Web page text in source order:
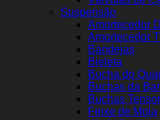
Suspensão
Amortecedor
Amortecedor
Bandejas
Bieleta
Bucha do
Buchas da
Buchas
Feixe de Mola